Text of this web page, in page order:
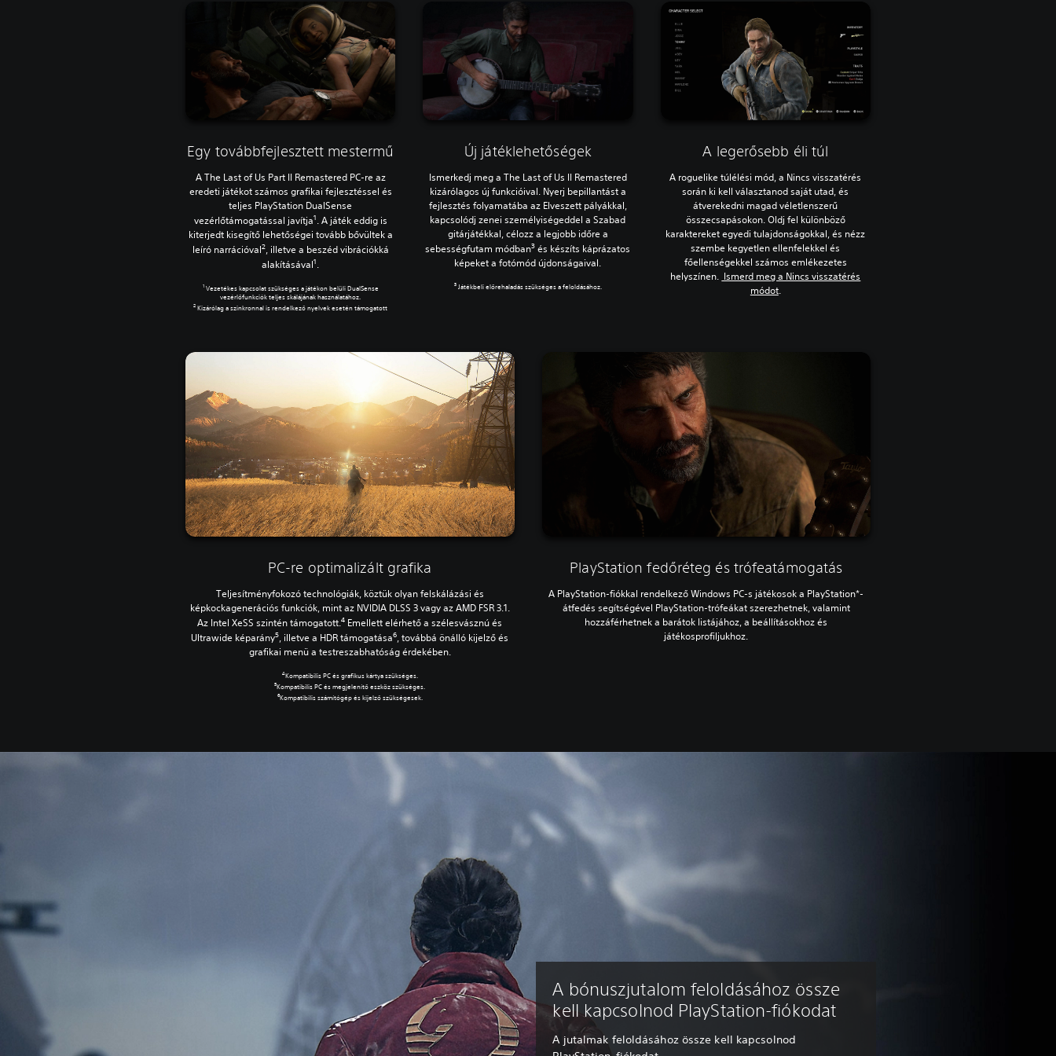
Egy továbbfejlesztett mestermű
A The Last of Us Part II Remastered PC-re az
eredeti játékot számos grafikai fejlesztéssel és
teljes PlayStation DualSense
vezérlőtámogatással javítja1. A játék eddig is
kiterjedt kisegítő lehetőségei tovább bővültek a
leíró narrációval2, illetve a beszéd vibrációkká
alakításával1.
1 Vezetékes kapcsolat szükséges a játékon belüli DualSense
vezérlőfunkciók teljes skálájának használatához.
2Kizárólag a szinkronnal is rendelkező nyelvek esetén támogatott
Új játéklehetőségek
Ismerkedj meg a The Last of Us II Remastered
kizárólagos új funkcióival. Nyerj bepillantást a
fejlesztés folyamatába az Elveszett pályákkal,
kapcsolódj zenei személyiségeddel a Szabad
gitárjátékkal, célozz a legjobb időre a
sebességfutam módban3 és készíts káprázatos
képeket a fotómód újdonságaival.
3 Játékbeli előrehaladás szükséges a feloldásához.
A legerősebb éli túl
A roguelike túlélési mód, a Nincs visszatérés
során ki kell választanod saját utad, és
átverekedni magad véletlenszerű
összecsapásokon. Oldj fel különböző
karaktereket egyedi tulajdonságokkal, és nézz
szembe kegyetlen ellenfelekkel és
főellenségekkel számos emlékezetes
helyszínen. Ismerd meg a Nincs visszatérés
módot.
PC-re optimalizált grafika
Teljesítményfokozó technológiák, köztük olyan felskálázási és
képkockagenerációs funkciók, mint az NVIDIA DLSS 3 vagy az AMD FSR 3.1.
Az Intel XeSS szintén támogatott.4 Emellett elérhető a szélesvásznú és
Ultrawide képarány5, illetve a HDR támogatása6, továbbá önálló kijelző és
grafikai menü a testreszabhatóság érdekében.
4Kompatibilis PC és grafikus kártya szükséges.
5Kompatibilis PC és megjelenítő eszköz szükséges.
6Kompatibilis számítógép és kijelző szükségesek.
PlayStation fedőréteg és trófeatámogatás
A PlayStation-fiókkal rendelkező Windows PC-s játékosok a PlayStation*-
átfedés segítségével PlayStation-trófeákat szerezhetnek, valamint
hozzáférhetnek a barátok listájához, a beállításokhoz és
játékosprofiljukhoz.
A bónuszjutalom feloldásához össze
kell kapcsolnod PlayStation-fiókodat
A jutalmak feloldásához össze kell kapcsolnod